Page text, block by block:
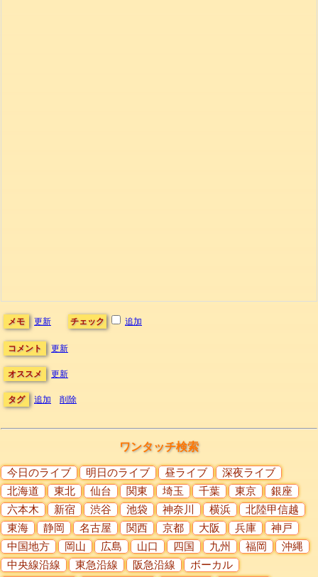
メモ 更新 チェック 追加
コメント 更新
オススメ 更新
タグ 追加 削除
ワンタッチ検索
今日のライブ 明日のライブ 昼ライブ
深夜ライブ
北海道
東北 仙台 関東 埼玉 千葉 東京
銀座
六本木
新宿 渋谷 池袋 神奈川 横浜
北陸甲信越
東海
静岡 名古屋 関西 京都 大阪 兵庫
神戸
中国地方
岡山 広島 山口 四国 九州 福岡
沖縄
中央線沿線
東急沿線 阪急沿線
ボーカル